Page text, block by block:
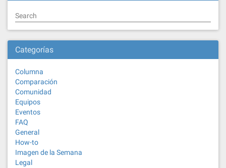
Search
Categorías
Columna
Comparación
Comunidad
Equipos
Eventos
FAQ
General
How-to
Imagen de la Semana
Legal